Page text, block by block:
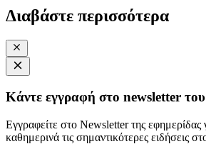
Διαβάστε περισσότερα
Κάντε εγγραφή στο newsletter
Εγγραφείτε στο Newsletter της εφημερίδας
καθημερινά τις σημαντικότερες ειδήσεις